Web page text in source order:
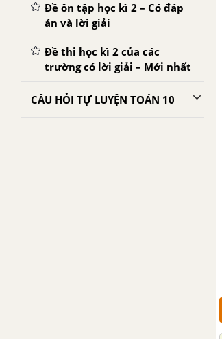
Đề ôn tập học kì 2 – Có đáp
án và lời giải
Đề thi học kì 2 của các
trường có lời giải – Mới nhất
CÂU HỎI TỰ LUYỆN TOÁN 10